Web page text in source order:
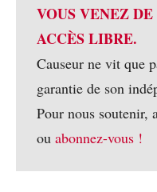
VOUS VENEZ
ACCÈS LIBRE.
Causeur ne vit que
garantie de son
Pour nous soutenir,
ou abonnez-vous !